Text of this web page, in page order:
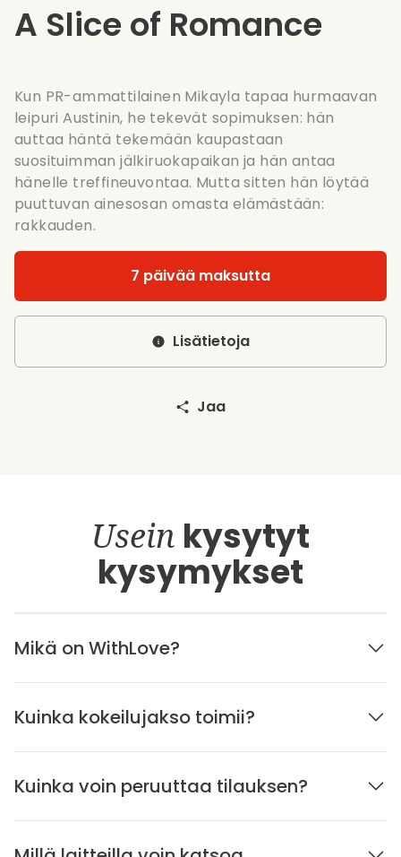
A Slice of Romance
Kun PR-ammattilainen Mikayla tapaa hurmaavan
leipuri Austinin, he tekevät sopimuksen: hän
auttaa häntä tekemään kaupastaan
suosituimman jälkiruokapaikan ja hän antaa
hänelle treffineuvontaa. Mutta sitten hän löytää
puuttuvan ainesosan omasta elämästään:
rakkauden.
7 päivää maksutta
Lisätietoja
Jaa
Usein kysytyt
kysymykset
Mikä on WithLove?
Kuinka kokeilujakso toimii?
Kuinka voin peruuttaa tilauksen?